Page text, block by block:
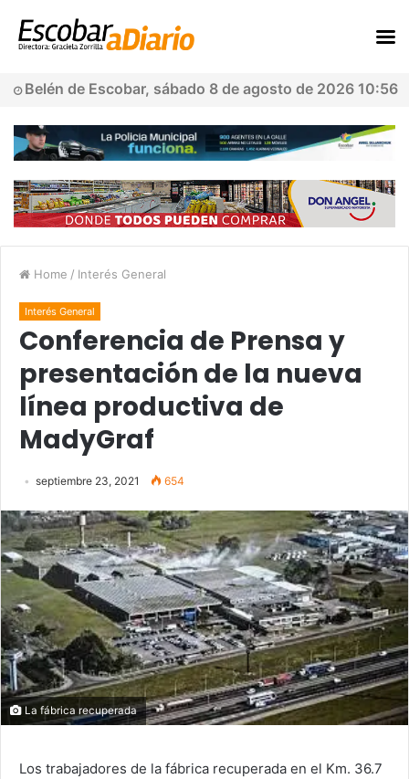
Belén de Escobar, sábado 8 de agosto de 2026 10:56
Home / Interés General
Interés General
Conferencia de Prensa y
presentación de la nueva
línea productiva de
MadyGraf
septiembre 23, 2021 654
La fábrica recuperada
Los trabajadores de la fábrica recuperada en el Km. 36.7